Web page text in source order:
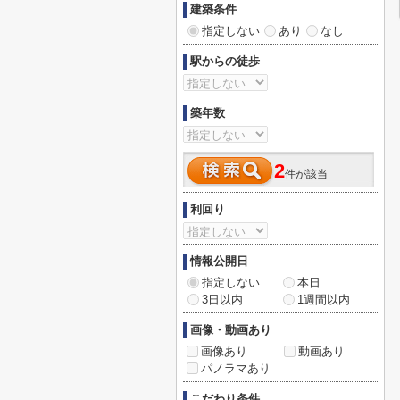
建築条件
指定しない
あり なし
駅からの徒歩
築年数
2件が該当
利回り
情報公開日
指定しない
本日
3日以内
1週間以内
画像・動画あり
画像あり
動画あり
パノラマあり